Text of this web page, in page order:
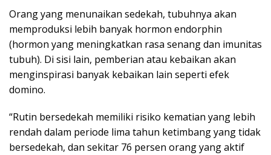
Orang yang menunaikan sedekah, tubuhnya akan
memproduksi lebih banyak hormon endorphin
(hormon yang meningkatkan rasa senang dan imunitas
tubuh). Di sisi lain, pemberian atau kebaikan akan
menginspirasi banyak kebaikan lain seperti efek
domino.
“Rutin bersedekah memiliki risiko kematian yang lebih
rendah dalam periode lima tahun ketimbang yang tidak
bersedekah, dan sekitar 76 persen orang yang aktif